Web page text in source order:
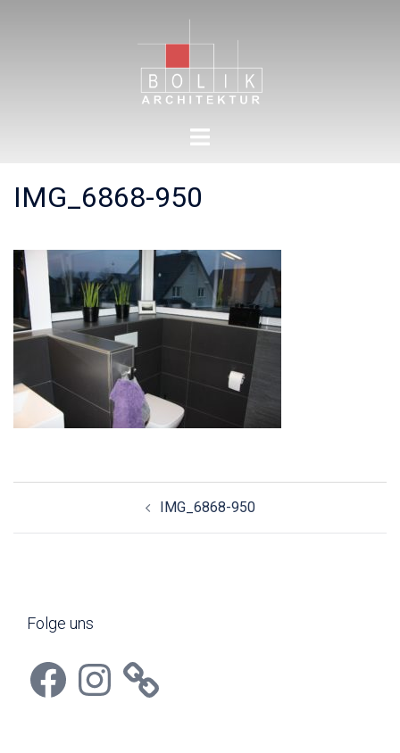
Menü
IMG_6868-950
IMG_6868-950
Folge uns
FacebookInstagram